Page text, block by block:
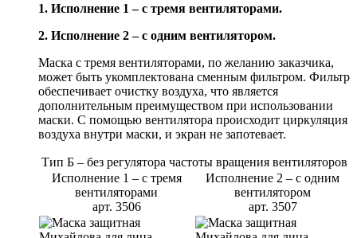
1. Исполнение 1 – с тремя вентиляторами.
2. Исполнение 2 – с одним вентилятором.
Маска с тремя вентиляторами, по желанию заказчика,
может быть укомплектована сменным фильтром. Фильтр
обеспечивает очистку воздуха, что является
дополнительным преимуществом при использовании
маски. С помощью вентилятора происходит циркуляция
воздуха внутри маски, и экран не запотевает.
Тип Б – без регулятора частоты вращения вентиляторов
Исполнение 1 – с тремя
вентиляторами
арт. 3506
Исполнение 2 – с одним
вентилятором
арт. 3507